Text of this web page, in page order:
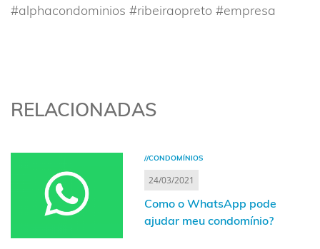
#alphacondominios #ribeiraopreto #empresa
RELACIONADAS
//CONDOMÍNIOS
24/03/2021
Como o WhatsApp pode
ajudar meu condomínio?